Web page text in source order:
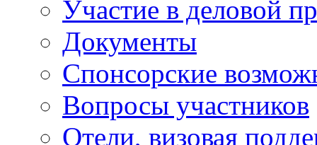
Участие в деловой
Документы
Спонсорские
Вопросы участников
Отели, визовая